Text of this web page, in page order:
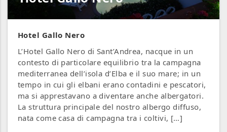
Hotel Gallo Nero
L’Hotel Gallo Nero di Sant’Andrea, nacque in un
contesto di particolare equilibrio tra la campagna
mediterranea dell’isola d’Elba e il suo mare; in un
tempo in cui gli elbani erano contadini e pescatori,
ma si apprestavano a diventare anche albergatori.
La struttura principale del nostro albergo diffuso,
nata come casa di campagna tra i coltivi, […]